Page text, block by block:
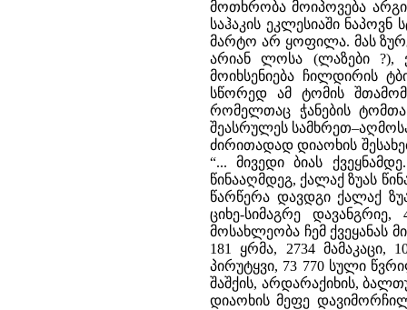
მოთხრობა მოიპოვება
საჰაკის ეკლესიაში
მარტო არ ყოფილა. მას
არიან ლოსა (ლაზები ?),
მოიხსენიება ჩილდირის
სწორედ ამ ტომის
რომელთაც ჭანების
შეასრულეს
ძირითადად დიაოხის
“... მივედი ბიას
წინააღმდეგ, ქალაქ ზუას
წარწერა დავდგი ქალაქ
ციხე-სიმაგრე
მოსახლეობა ჩემ ქვეყანას
181 ყრმა, 2734 მამაკაცი,
პირუტყვი, 73 770 სული
შაშქის, არდარაქიხის,
დიაოხის მეფე